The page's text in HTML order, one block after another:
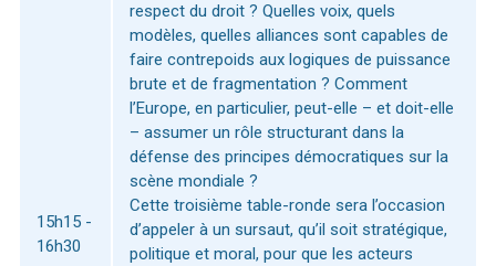
15h15 -
16h30
respect du droit ? Quelles voix, quels
modèles, quelles alliances sont capables de
faire contrepoids aux logiques de puissance
brute et de fragmentation ? Comment
l’Europe, en particulier, peut-elle – et doit-elle
– assumer un rôle structurant dans la
défense des principes démocratiques sur la
scène mondiale ?
Cette troisième table-ronde sera l’occasion
d’appeler à un sursaut, qu’il soit stratégique,
politique et moral, pour que les acteurs